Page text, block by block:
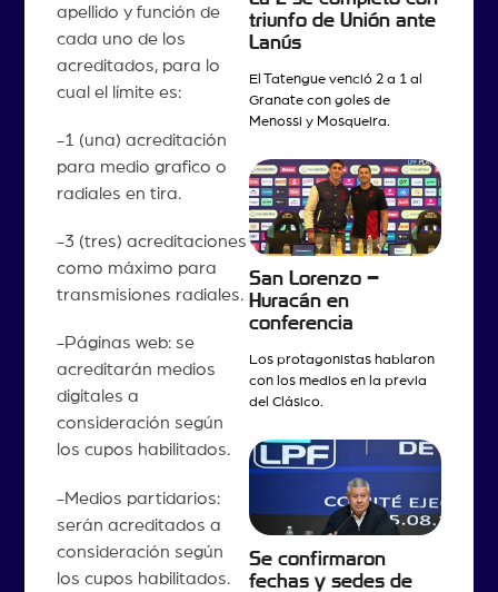
apellido y función de
cada uno de los
acreditados, para lo
cual el límite es:
-1 (una) acreditación
para medio grafico o
radiales en tira.
-3 (tres) acreditaciones
como máximo para
transmisiones radiales.
-Páginas web: se
acreditarán medios
digitales a
consideración según
los cupos habilitados.
-Medios partidarios:
serán acreditados a
consideración según
los cupos habilitados.
triunfo de Unión ante
Lanús
El Tatengue venció 2 a 1 al
Granate con goles de
Menossi y Mosqueira.
San Lorenzo –
Huracán en
conferencia
Los protagonistas hablaron
con los medios en la previa
del Clásico.
Se confirmaron
fechas y sedes de